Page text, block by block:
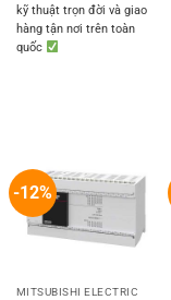
kỹ thuật trọn đời và giao
hàng tận nơi trên toàn
quốc
-12%
MITSUBISHI ELECTRIC